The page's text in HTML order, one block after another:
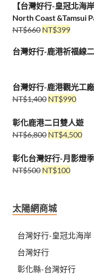
【台灣好行-皇冠北海
North Coast &Tamsui
NT$660 NT$399
台灣好行-鹿港祈福線
台灣好行-鹿港觀光工
NT$1,400 NT$990
彰化鹿港二日雙人遊
NT$6,800 NT$4,500
彰化台灣好行-月影燈
NT$500 NT$100
太陽網商城
台灣好行-皇冠北海岸
台灣好行
彰化縣-台灣好行